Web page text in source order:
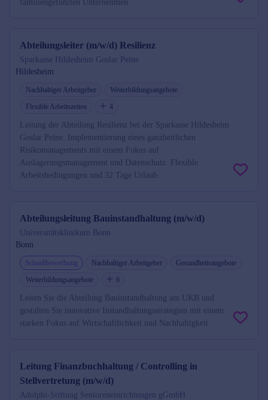
familiengeführten Unternehmen.
Abteilungsleiter (m/w/d) Resilienz
Sparkasse Hildesheim Goslar Peine
Hildesheim
Nachhaltiger Arbeitgeber
Weiterbildungsangebote
Flexible Arbeitszeiten
4
Leitung der Abteilung Resilienz bei der Sparkasse Hildesheim
Goslar Peine. Implementierung eines ganzheitlichen
Risikomanagements mit einem Fokus auf
Auslagerungsmanagement und Datenschutz. Flexible
Arbeitsbedingungen und 32 Tage Urlaub.
Abteilungsleitung Bauinstandhaltung (m/w/d)
Universitätsklinikum Bonn
Bonn
Schnellbewerbung Nachhaltiger Arbeitgeber
Gesundheitsangebote
Weiterbildungsangebote
6
Leiten Sie die Abteilung Bauinstandhaltung am UKB und
gestalten Sie innovative Instandhaltungsstrategien mit einem
starken Fokus auf Wirtschaftlichkeit und Nachhaltigkeit.
Leitung Finanzbuchhaltung / Controlling in
Stellvertretung (m/w/d)
Adolphi-Stiftung Senioreneinrichtungen gGmbH